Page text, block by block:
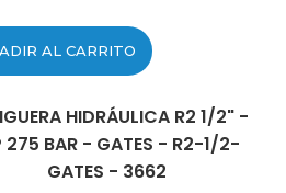
AL CARRITO
HIDRÁULICA R2 1/2" -
275 BAR - GATES - R2-1/2-
GATES - 3662